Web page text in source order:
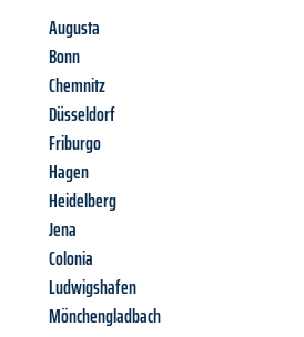
Augusta
Bonn
Chemnitz
Düsseldorf
Friburgo
Hagen
Heidelberg
Jena
Colonia
Ludwigshafen
Mönchengladbach